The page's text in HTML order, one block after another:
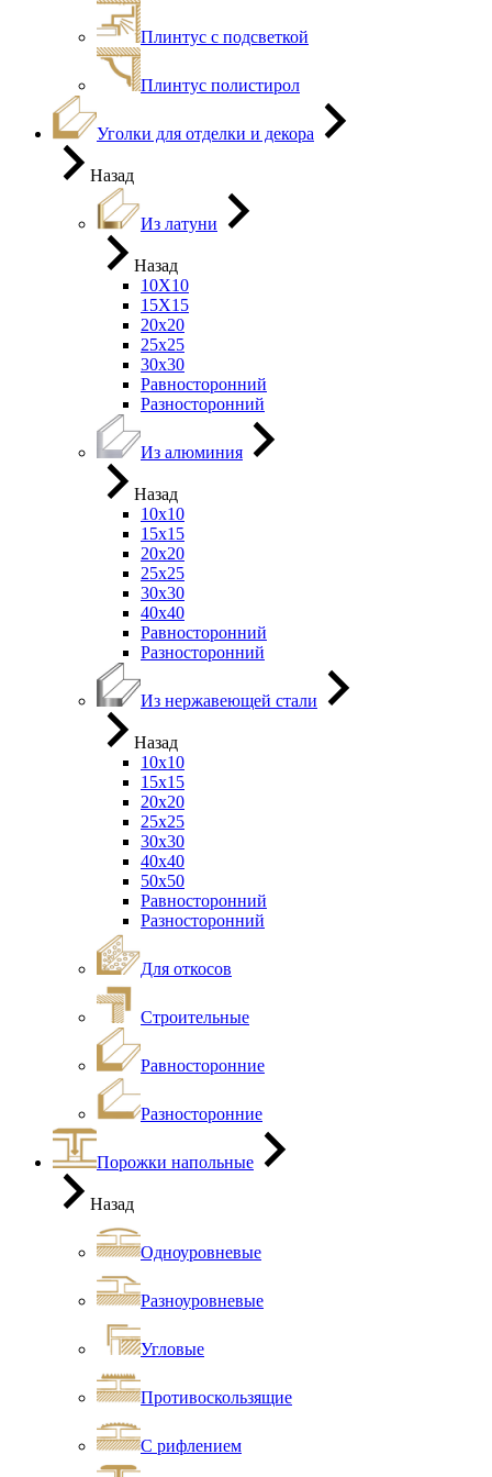
Плинтус с подсветкой
Плинтус полистирол
Уголки для отделки и декора
Назад
Из латуни
Назад
10Х10
15Х15
20х20
25х25
30х30
Равносторонний
Разносторонний
Из алюминия
Назад
10х10
15х15
20х20
25х25
30х30
40х40
Равносторонний
Разносторонний
Из нержавеющей стали
Назад
10х10
15х15
20х20
25х25
30х30
40х40
50х50
Равносторонний
Разносторонний
Для откосов
Строительные
Равносторонние
Разносторонние
Порожки напольные
Назад
Одноуровневые
Разноуровневые
Угловые
Противоскользящие
С рифлением